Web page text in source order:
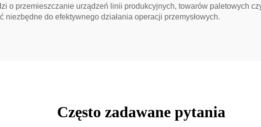
o przemieszczanie urządzeń linii produkcyjnych, towarów paletowych
niezbędne do efektywnego działania operacji przemysłowych.
Często zadawane pytania